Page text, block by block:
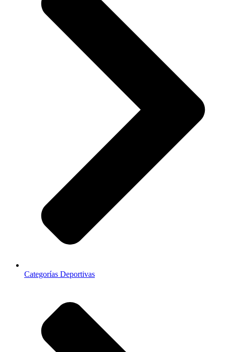
Categorías Deportivas